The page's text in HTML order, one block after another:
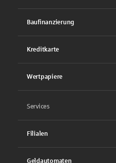
Baufinanzierung
Kreditkarte
Wertpapiere
Services
Filialen
Geldautomaten